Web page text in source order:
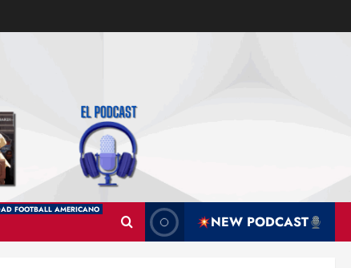
FOOTBALL AMERICANO
NEW PODCAST